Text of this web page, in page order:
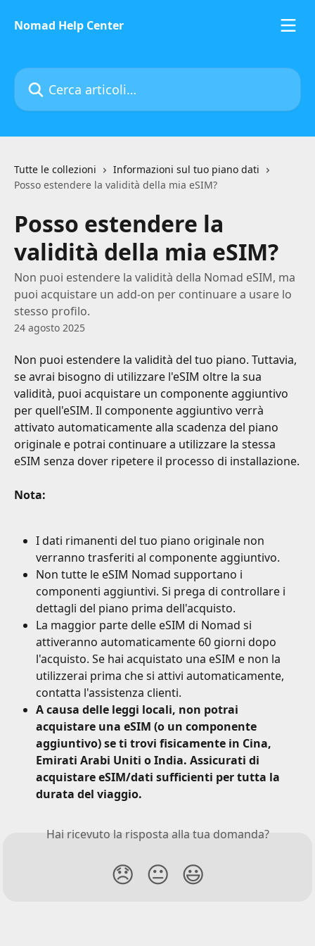
Nomad Help Center
Cerca articoli…
Tutte le collezioni
Informazioni sul tuo piano dati
Posso estendere la validità della mia eSIM?
Posso estendere la
validità della mia eSIM?
Non puoi estendere la validità della Nomad eSIM, ma
puoi acquistare un add-on per continuare a usare lo
stesso profilo.
24 agosto 2025
Non puoi estendere la validità del tuo piano. Tuttavia,
se avrai bisogno di utilizzare l'eSIM oltre la sua
validità, puoi acquistare un componente aggiuntivo
per quell'eSIM. Il componente aggiuntivo verrà
attivato automaticamente alla scadenza del piano
originale e potrai continuare a utilizzare la stessa
eSIM senza dover ripetere il processo di installazione.
Nota:
I dati rimanenti del tuo piano originale non
verranno trasferiti al componente aggiuntivo.
Non tutte le eSIM Nomad supportano i
componenti aggiuntivi. Si prega di controllare i
dettagli del piano prima dell'acquisto.
La maggior parte delle eSIM di Nomad si
attiveranno automaticamente 60 giorni dopo
l'acquisto. Se hai acquistato una eSIM e non la
utilizzerai prima che si attivi automaticamente,
contatta l'assistenza clienti.
A causa delle leggi locali, non potrai
acquistare una eSIM (o un componente
aggiuntivo) se ti trovi fisicamente in Cina,
Emirati Arabi Uniti o India. Assicurati di
acquistare eSIM/dati sufficienti per tutta la
durata del viaggio.
Hai ricevuto la risposta alla tua domanda?
😞 😐 😃